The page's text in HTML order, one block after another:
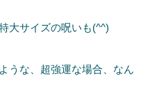
大サイズの呪いも(^^)
うな、超強運な場合、なん